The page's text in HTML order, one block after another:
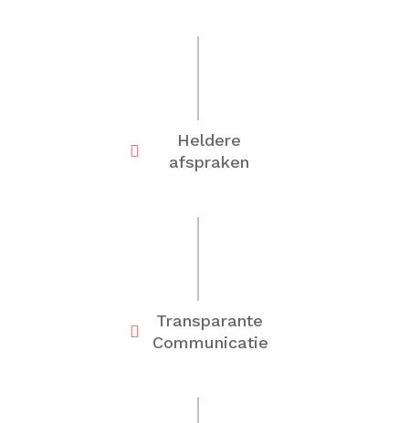
Heldere
afspraken
Transparante
Communicatie